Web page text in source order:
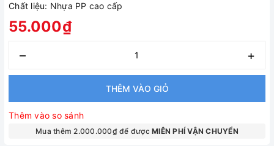
Chất liệu: Nhựa PP cao cấp
55.000₫
– +
THÊM VÀO GIỎ
Thêm vào so sánh
Mua thêm 2.000.000₫ để đượcMIÊN PHÍ VẬN CHUYỂN